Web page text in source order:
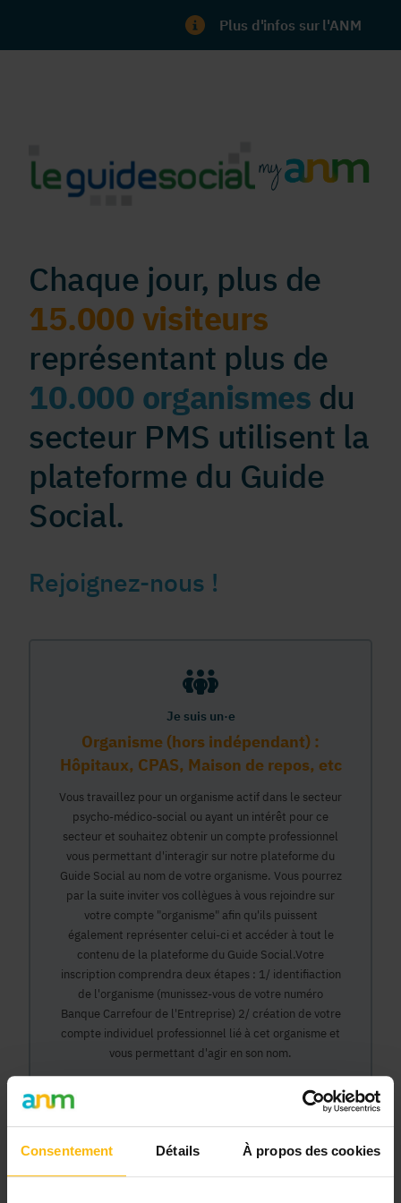
Consentement Détails À propos des cookies
Plus d'infos sur l'ANM
Chaque jour, plus de
15.000 visiteurs
représentant plus de
10.000 organismes du
secteur PMS utilisent la
plateforme du Guide
Social.
Rejoignez-nous !
Je suis un·e
Organisme (hors indépendant) :
Hôpitaux, CPAS, Maison de repos, etc
Vous travaillez pour un organisme actif dans le secteur
psycho-médico-social ou ayant un intérêt pour ce
secteur et souhaitez obtenir un compte professionnel
vous permettant d'interagir sur notre plateforme du
Guide Social au nom de votre organisme. Vous pourrez
par la suite inviter vos collègues à vous rejoindre sur
votre compte "organisme" afin qu'ils puissent
également représenter celui-ci et accéder à tout le
contenu de la plateforme du Guide Social.Votre
inscription comprendra deux étapes : 1/ identifiaction
de l'organisme (munissez-vous de votre numéro
Banque Carrefour de l'Entreprise) 2/ création de votre
compte individuel professionnel lié à cet organisme et
vous permettant d'agir en son nom.